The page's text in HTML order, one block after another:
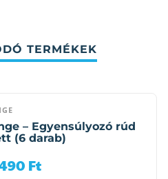
TERMÉKEK
– Egyensúlyozó rúd
(6 darab)
Ft